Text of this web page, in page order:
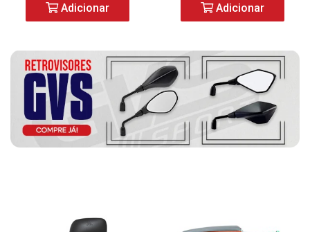
Adicionar Adicionar